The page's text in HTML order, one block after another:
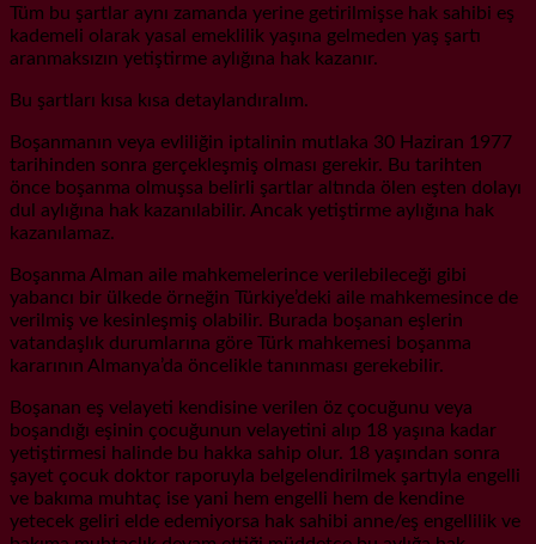
Tüm bu şartlar aynı zamanda yerine getirilmişse hak sahibi eş
kademeli olarak yasal emeklilik yaşına gelmeden yaş şartı
aranmaksızın yetiştirme aylığına hak kazanır.
Bu şartları kısa kısa detaylandıralım.
Boşanmanın veya evliliğin iptalinin mutlaka 30 Haziran 1977
tarihinden sonra gerçekleşmiş olması gerekir. Bu tarihten
önce boşanma olmuşsa belirli şartlar altında ölen eşten dolayı
dul aylığına hak kazanılabilir. Ancak yetiştirme aylığına hak
kazanılamaz.
Boşanma Alman aile mahkemelerince verilebileceği gibi
yabancı bir ülkede örneğin Türkiye’deki aile mahkemesince de
verilmiş ve kesinleşmiş olabilir. Burada boşanan eşlerin
vatandaşlık durumlarına göre Türk mahkemesi boşanma
kararının Almanya’da öncelikle tanınması gerekebilir.
Boşanan eş velayeti kendisine verilen öz çocuğunu veya
boşandığı eşinin çocuğunun velayetini alıp 18 yaşına kadar
yetiştirmesi halinde bu hakka sahip olur. 18 yaşından sonra
şayet çocuk doktor raporuyla belgelendirilmek şartıyla engelli
ve bakıma muhtaç ise yani hem engelli hem de kendine
yetecek geliri elde edemiyorsa hak sahibi anne/eş engellilik ve